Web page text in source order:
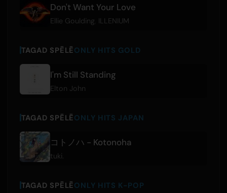
Don't Want Your Love
Ellie Goulding ILLENIUM
TAGAD SPĒLĒONLY HITS GOLD
I'm Still Standing
Elton John
TAGAD SPĒLĒONLY HITS JAPAN
コトノハ - Kotonoha
tuki.
TAGAD SPĒLĒONLY HITS K-POP